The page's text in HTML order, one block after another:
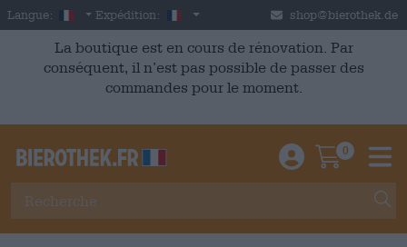
Skip to main content
Langue: French
Expédition: France shop@bierothek.de
La boutique est en cours de rénovation. Par
conséquent, il n’est pas possible de passer des
commandes pour le moment.
Einloggen /
0